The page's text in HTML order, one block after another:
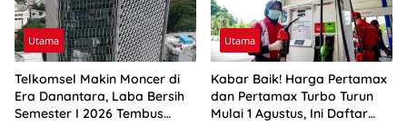
Utama
Telkomsel Makin Moncer di
Era Danantara, Laba Bersih
Semester I 2026 Tembus
Utama
Kabar Baik! Harga Pertamax
dan Pertamax Turbo Turun
Mulai 1 Agustus, Ini Daftar